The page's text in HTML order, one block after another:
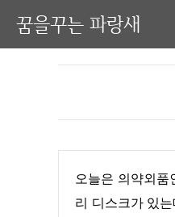
꿈을꾸는 파랑새
오늘은 의약외품인 멘소래담 익스트림 스프레이파스 에스 핫타입에 대해 글을 적어보겠습니다. 일단 개인적으로 허
리 디스크가 있